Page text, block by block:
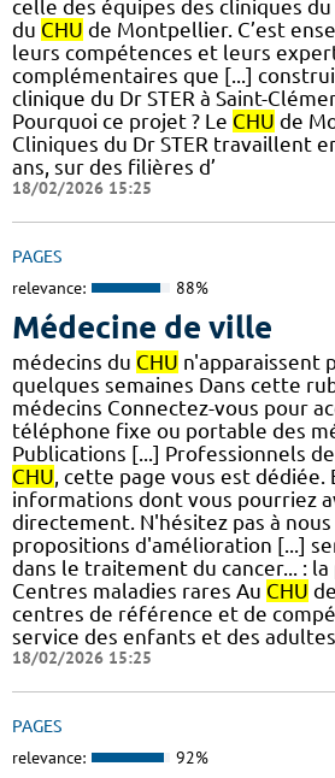
celle des équipes des cliniques du
du CHU de Montpellier. C’est
leurs compétences et leurs
complémentaires que [...]
clinique du Dr STER à Saint-
Pourquoi ce projet ? Le CHU de
Cliniques du Dr STER travaillent
ans, sur des filières d’
18/02/2026 15:25
PAGES
relevance: 88%
Médecine de ville
médecins du CHU n'apparaissent
quelques semaines Dans cette
médecins Connectez-vous pour
téléphone fixe ou portable des
Publications [...] Professionnels
CHU, cette page vous est dédiée.
informations dont vous pourriez
directement. N'hésitez pas à
propositions d'amélioration [...]
dans le traitement du cancer... :
Centres maladies rares Au CHU
centres de référence et de
service des enfants et des adultes
18/02/2026 15:25
PAGES
relevance: 92%